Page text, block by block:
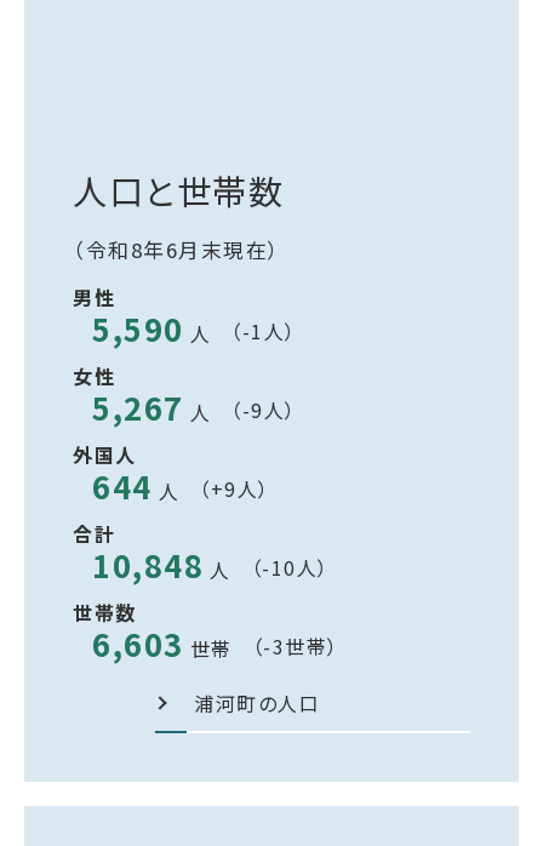
人口と世帯数
（令和8年6月末現在）
男性
5,590 人
（-1人）
女性
5,267 人
（-9人）
外国人
644 人
（+9人）
合計
10,848 人
（-10人）
世帯数
6,603 世帯
（-3世帯）
浦河町の人口